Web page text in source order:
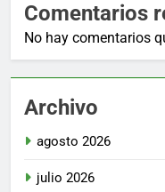
Comentarios
No hay comentarios
Archivo
agosto 2026
julio 2026